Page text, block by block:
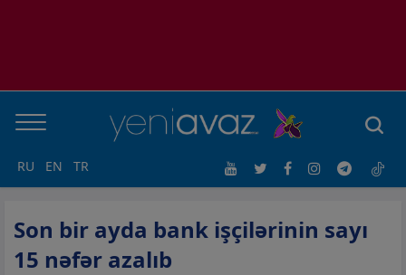
RU EN TR
Son bir ayda bank işçilərinin sayı
15 nəfər azalıb